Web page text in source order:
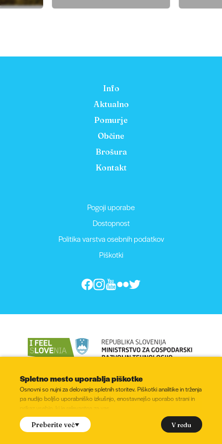
Info
Aktualno
Pomurje
Občine
Brošura
Kontakt
Pogoji uporabe
Dostopnost
Politika varstva osebnih podatkov
Piškotki
© 2022 - 2026, Vse pravice pridržane
Spletno mesto uporablja piškotke
Osnovni so nujni za delovanje spletnih storitev. Piškotki analitike in trženja
pa nudijo boljšo uporabniško izkušnjo, enostavnejšo uporabo strani in
prikaz vsebin, ki je relevantna za vas.
Ali soglašate z namestitvijo naslednjih piškotkov?
(označite)
Preberite več V redu